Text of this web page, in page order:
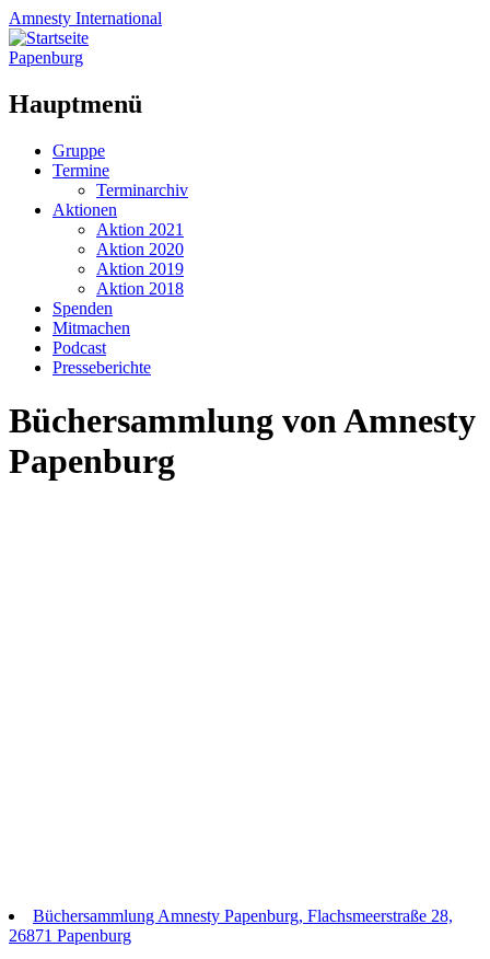
Amnesty International
Papenburg
Hauptmenü
Zum
Inhalt
Gruppe
Termine
Terminarchiv
Aktionen
Aktion 2021
Aktion 2020
Aktion 2019
Aktion 2018
Spenden
Mitmachen
Podcast
Presseberichte
Büchersammlung von Amnesty
Papenburg
Büchersammlung Amnesty Papenburg, Flachsmeerstraße 28,
26871 Papenburg